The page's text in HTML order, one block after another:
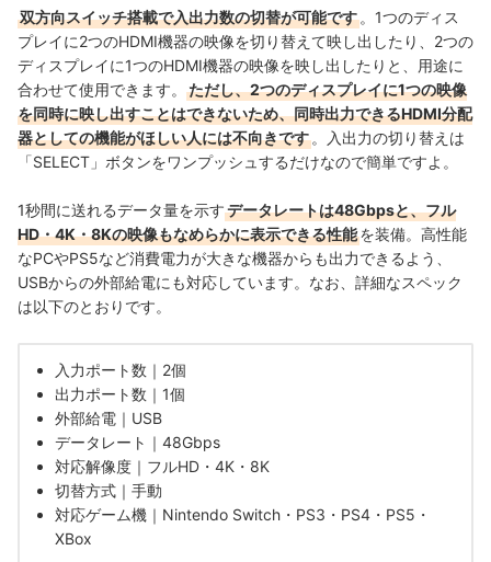
双方向スイッチ搭載で入出力数の切替が可能です 。1つのディス
プレイに2つのHDMI機器の映像を切り替えて映し出したり、2つの
ディスプレイに1つのHDMI機器の映像を映し出したりと、用途に
合わせて使用できます。
ただし、2つのディスプレイに1つの映像
を同時に映し出すことはできないため、同時出力できるHDMI分配
器としての機能がほしい人には不向きです 。入出力の切り替えは
「SELECT」ボタンをワンプッシュするだけなので簡単ですよ。
1秒間に送れるデータ量を示すデータレートは48Gbpsと、フル
HD・4K・8Kの映像もなめらかに表示できる性能を装備。高性能
なPCやPS5など消費電力が大きな機器からも出力できるよう、
USBからの外部給電にも対応しています。なお、詳細なスペック
は以下のとおりです。
入力ポート数｜2個
出力ポート数｜1個
外部給電｜USB
データレート｜48Gbps
対応解像度｜フルHD・4K・8K
切替方式｜手動
対応ゲーム機｜Nintendo Switch・PS3・PS4・PS5・
XBox